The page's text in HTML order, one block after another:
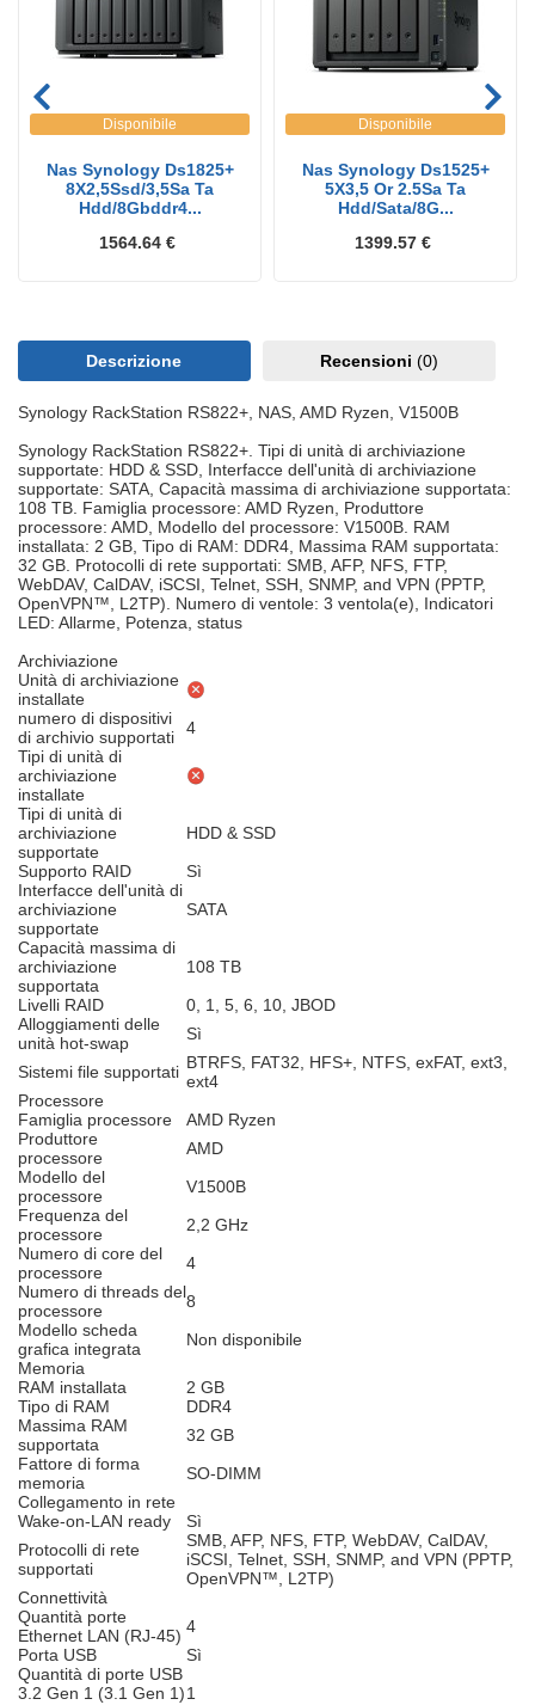
Disponibile
Nas Synology Ds1825+
8X2,5Ssd/3,5Sa Ta
Hdd/8Gbddr4...
1564.64 €
Disponibile
Nas Synology Ds1525+
5X3,5 Or 2.5Sa Ta
Hdd/Sata/8G...
1399.57 €
Descrizione Recensioni (0)
Synology RackStation RS822+, NAS, AMD Ryzen, V1500B
Synology RackStation RS822+. Tipi di unità di archiviazione
supportate: HDD & SSD, Interfacce dell'unità di archiviazione
supportate: SATA, Capacità massima di archiviazione supportata:
108 TB. Famiglia processore: AMD Ryzen, Produttore
processore: AMD, Modello del processore: V1500B. RAM
installata: 2 GB, Tipo di RAM: DDR4, Massima RAM supportata:
32 GB. Protocolli di rete supportati: SMB, AFP, NFS, FTP,
WebDAV, CalDAV, iSCSI, Telnet, SSH, SNMP, and VPN (PPTP,
OpenVPN™, L2TP). Numero di ventole: 3 ventola(e), Indicatori
LED: Allarme, Potenza, status
Archiviazione
Unità di archiviazione
installate
numero di dispositivi
di archivio supportati
4
Tipi di unità di
archiviazione
installate
Tipi di unità di
archiviazione
supportate
HDD & SSD
Supporto RAID
Sì
Interfacce dell'unità di
archiviazione
supportate
SATA
Capacità massima di
archiviazione
supportata
108 TB
Livelli RAID
0, 1, 5, 6, 10, JBOD
Alloggiamenti delle
unità hot-swap
Sì
Sistemi file supportati BTRFS, FAT32, HFS+, NTFS, exFAT, ext3,
ext4
Processore
Famiglia processore
AMD Ryzen
Produttore
processore
AMD
Modello del
processore
V1500B
Frequenza del
processore
2,2 GHz
Numero di core del
processore
4
Numero di threads del
processore
8
Modello scheda
grafica integrata
Non disponibile
Memoria
RAM installata
2 GB
Tipo di RAM
DDR4
Massima RAM
supportata
32 GB
Fattore di forma
memoria
SO-DIMM
Collegamento in rete
Wake-on-LAN ready
Sì
Protocolli di rete
supportati
SMB, AFP, NFS, FTP, WebDAV, CalDAV,
iSCSI, Telnet, SSH, SNMP, and VPN (PPTP,
OpenVPN™, L2TP)
Connettività
Quantità porte
Ethernet LAN (RJ-45) 4
Porta USB
Sì
Quantità di porte USB
3.2 Gen 1 (3.1 Gen 1)1